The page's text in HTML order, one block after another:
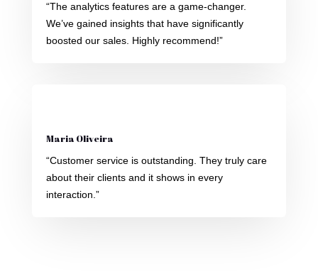
“The analytics features are a game-changer.
We’ve gained insights that have significantly
boosted our sales. Highly recommend!”
Maria Oliveira
“Customer service is outstanding. They truly care
about their clients and it shows in every
interaction.”